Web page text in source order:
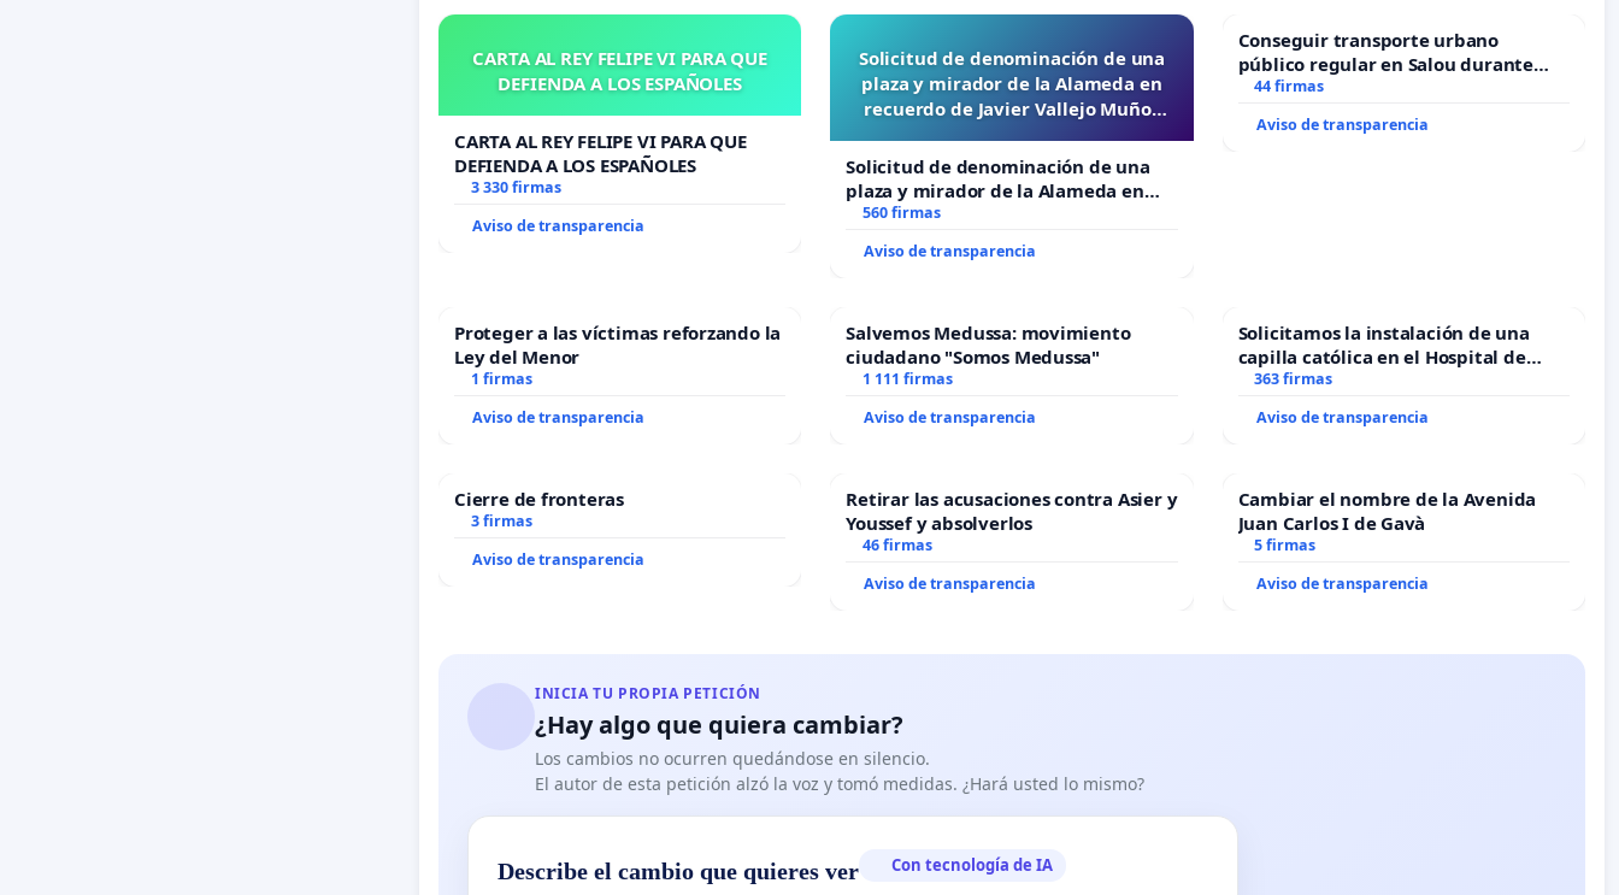
CARTA AL REY FELIPE VI PARA QUE
DEFIENDA A LOS ESPAÑOLES
CARTA AL REY FELIPE VI PARA QUE
DEFIENDA A LOS ESPAÑOLES
3 330 firmas
Aviso de transparencia
Solicitud de denominación de una
plaza y mirador de la Alameda en
recuerdo de Javier Vallejo Muñoz
Solicitud de denominación de una
plaza y mirador de la Alameda en
recuerdo de Javier Vallejo Muñoz
“Mazinger”
560 firmas
Aviso de transparencia
Conseguir transporte urbano
público regular en Salou durante
todo el año
44 firmas
Aviso de transparencia
Proteger a las víctimas reforzando la
Ley del Menor
1 firmas
Aviso de transparencia
Salvemos Medussa: movimiento
ciudadano "Somos Medussa"
1 111 firmas
Aviso de transparencia
Solicitamos la instalación de una
capilla católica en el Hospital de
Alcañiz
363 firmas
Aviso de transparencia
Cierre de fronteras
3 firmas
Aviso de transparencia
Retirar las acusaciones contra Asier y
Youssef y absolverlos
46 firmas
Aviso de transparencia
Cambiar el nombre de la Avenida
Juan Carlos I de Gavà
5 firmas
Aviso de transparencia
INICIA TU PROPIA PETICIÓN
¿Hay algo que quiera cambiar?
Los cambios no ocurren quedándose en silencio.
El autor de esta petición alzó la voz y tomó medidas. ¿Hará usted lo mismo?
Describe el cambio que quieres ver Con tecnología de IA